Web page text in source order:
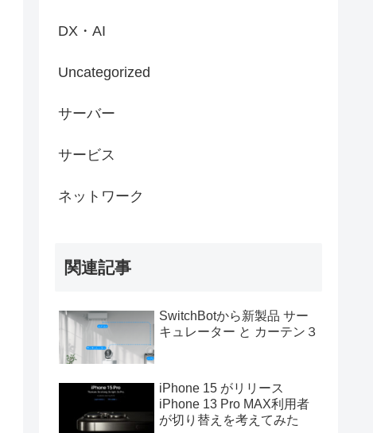
DX・AI
Uncategorized
サーバー
サービス
ネットワーク
関連記事
SwitchBotから新製品 サー
キュレーター と カーテン３
iPhone 15 がリリース
iPhone 13 Pro MAX利用者
が切り替えを考えてみた